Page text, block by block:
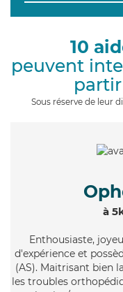
10
peuvent
Sous réserve de leur
à
Enthousiaste,
d'expérience et
(AS). Maitrisant bien
les troubles